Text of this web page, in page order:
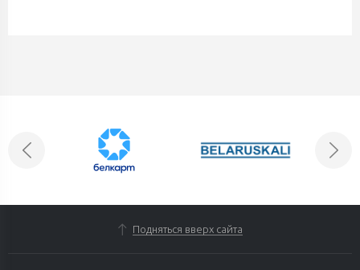
Подняться вверх сайта